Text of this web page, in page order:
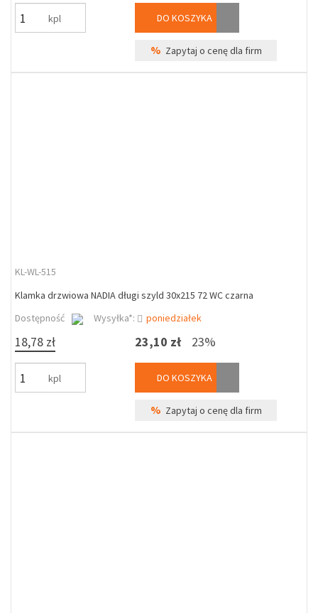
kpl DO KOSZYKA
% Zapytaj o cenę dla firm
KL-WL-515
Klamka drzwiowa NADIA długi szyld 30x215 72 WC czarna
Dostępność
Wysyłka*: poniedziałek
18,78 zł
kpl
23,10 zł 23%
DO KOSZYKA
% Zapytaj o cenę dla firm